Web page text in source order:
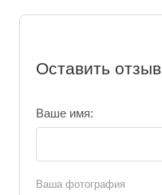
Оставить отзыв
Ваше имя:
Ваша фотография